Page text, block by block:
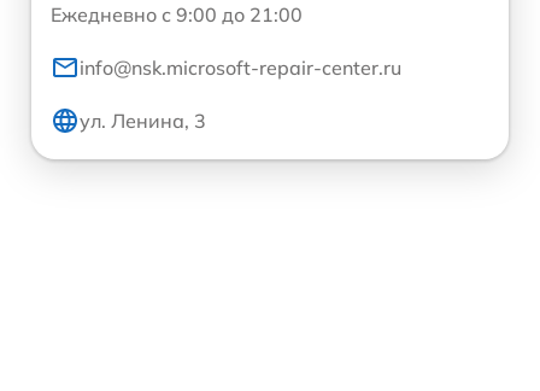
Ежедневно с 9:00 до 21:00
info@nsk.microsoft-repair-center.ru
ул. Ленина, 3